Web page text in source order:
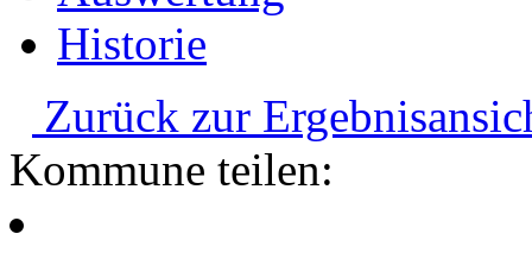
Historie
Zurück zur
Kommune teilen: